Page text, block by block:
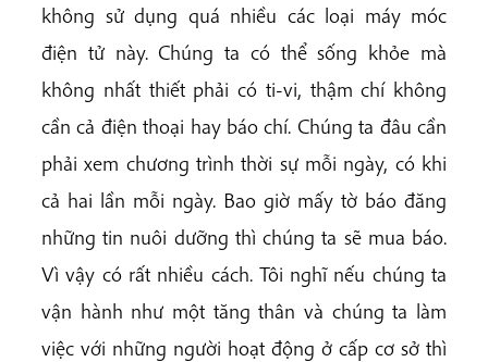
không sử dụng quá nhiều các loại máy móc
điện tử này. Chúng ta có thể sống khỏe mà
không nhất thiết phải có ti-vi, thậm chí không
cần cả điện thoại hay báo chí. Chúng ta đâu cần
phải xem chương trình thời sự mỗi ngày, có khi
cả hai lần mỗi ngày. Bao giờ mấy tờ báo đăng
những tin nuôi dưỡng thì chúng ta sẽ mua báo.
Vì vậy có rất nhiều cách. Tôi nghĩ nếu chúng ta
vận hành như một tăng thân và chúng ta làm
việc với những người hoạt động ở cấp cơ sở thì